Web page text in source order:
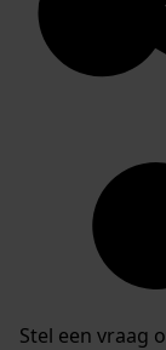
Stel een vraag